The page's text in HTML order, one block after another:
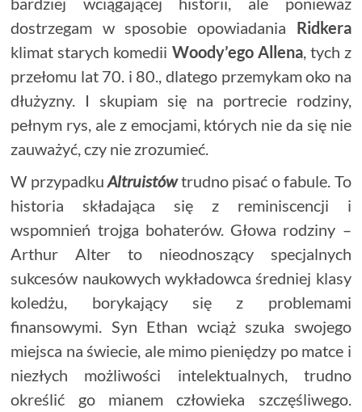
dostrzegam w sposobie opowiadania Ridkera
klimat starych komedii Woody’ego Allena, tych z
przełomu lat 70. i 80., dlatego przemykam oko na
dłużyzny. I skupiam się na portrecie rodziny,
pełnym rys, ale z emocjami, których nie da się nie
zauważyć, czy nie zrozumieć.
W przypadkuAltruistówtrudno pisać o fabule. To
historia składająca się z reminiscencji i
wspomnień trojga bohaterów. Głowa rodziny –
Arthur Alter to nieodnoszący specjalnych
sukcesów naukowych wykładowca średniej klasy
koledżu, borykający się z problemami
finansowymi. Syn Ethan wciąż szuka swojego
miejsca na świecie, ale mimo pieniędzy po matce i
niezłych możliwości intelektualnych, trudno
określić go mianem człowieka szczęśliwego.